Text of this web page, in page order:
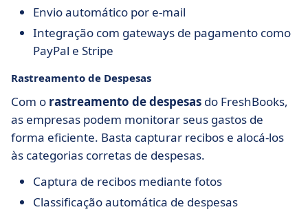
Envio automático por e-mail
Integração com gateways de pagamento como
PayPal e Stripe
Rastreamento de Despesas
Com o rastreamento de despesas do FreshBooks,
as empresas podem monitorar seus gastos de
forma eficiente. Basta capturar recibos e alocá-los
às categorias corretas de despesas.
Captura de recibos mediante fotos
Classificação automática de despesas